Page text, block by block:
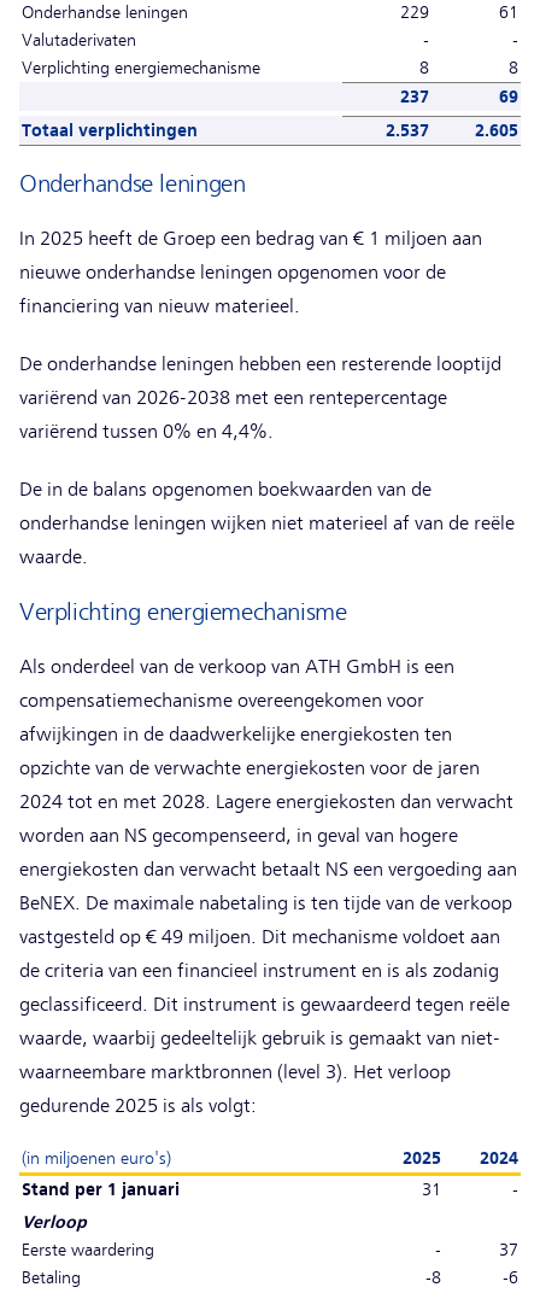
Onderhandse leningen
229
61
Valutaderivaten
-
-
Verplichting energiemechanisme
8
8
237
69
Totaal verplichtingen
2.537 2.605
Onderhandse leningen
In 2025 heeft de Groep een bedrag van € 1 miljoen aan
nieuwe onderhandse leningen opgenomen voor de
financiering van nieuw materieel.
De onderhandse leningen hebben een resterende looptijd
variërend van 2026-2038 met een rentepercentage
variërend tussen 0% en 4,4%.
De in de balans opgenomen boekwaarden van de
onderhandse leningen wijken niet materieel af van de reële
waarde.
Verplichting energiemechanisme
Als onderdeel van de verkoop van ATH GmbH is een
compensatiemechanisme overeengekomen voor
afwijkingen in de daadwerkelijke energiekosten ten
opzichte van de verwachte energiekosten voor de jaren
2024 tot en met 2028. Lagere energiekosten dan verwacht
worden aan NS gecompenseerd, in geval van hogere
energiekosten dan verwacht betaalt NS een vergoeding aan
BeNEX. De maximale nabetaling is ten tijde van de verkoop
vastgesteld op € 49 miljoen. Dit mechanisme voldoet aan
de criteria van een financieel instrument en is als zodanig
geclassificeerd. Dit instrument is gewaardeerd tegen reële
waarde, waarbij gedeeltelijk gebruik is gemaakt van niet-
waarneembare marktbronnen (level 3). Het verloop
gedurende 2025 is als volgt:
(in miljoenen euro's) 2025
2024
Stand per 1 januari
31
-
Verloop
Eerste waardering
-
37
Betaling
-8
-6